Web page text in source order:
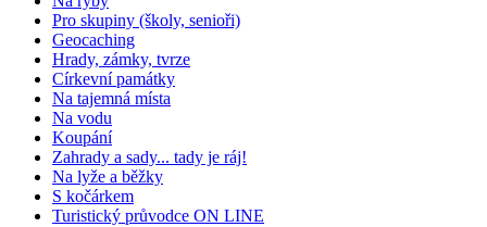
Pro skupiny (školy, senioři)
Geocaching
Hrady, zámky, tvrze
Církevní památky
Na tajemná místa
Na vodu
Koupání
Zahrady a sady... tady je ráj!
Na lyže a běžky
S kočárkem
Turistický průvodce ON LINE